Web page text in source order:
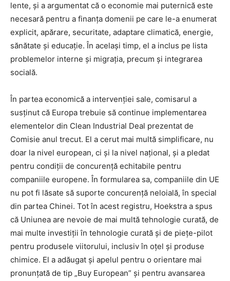
lente, și a argumentat că o economie mai puternică este
necesară pentru a finanța domenii pe care le-a enumerat
explicit, apărare, securitate, adaptare climatică, energie,
sănătate și educație. În același timp, el a inclus pe lista
problemelor interne și migrația, precum și integrarea
socială.
În partea economică a intervenției sale, comisarul a
susținut că Europa trebuie să continue implementarea
elementelor din Clean Industrial Deal prezentat de
Comisie anul trecut. El a cerut mai multă simplificare, nu
doar la nivel european, ci și la nivel național, și a pledat
pentru condiții de concurență echitabile pentru
companiile europene. În formularea sa, companiile din UE
nu pot fi lăsate să suporte concurență neloială, în special
din partea Chinei. Tot în acest registru, Hoekstra a spus
că Uniunea are nevoie de mai multă tehnologie curată, de
mai multe investiții în tehnologie curată și de piețe-pilot
pentru produsele viitorului, inclusiv în oțel și produse
chimice. El a adăugat și apelul pentru o orientare mai
pronunțată de tip „Buy European” și pentru avansarea